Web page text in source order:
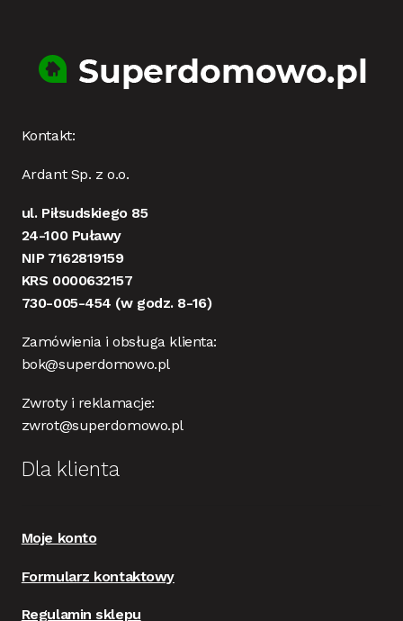
Kontakt:
Ardant Sp. z o.o.
ul. Piłsudskiego 85
24-100 Puławy
NIP 7162819159
KRS 0000632157
730-005-454 (w godz. 8-16)
Zamówienia i obsługa klienta:
bok@superdomowo.pl
Zwroty i reklamacje:
zwrot@superdomowo.pl
Dla klienta
Moje konto
Formularz kontaktowy
Regulamin sklepu